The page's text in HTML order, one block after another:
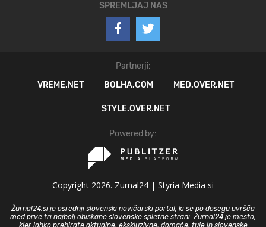
SPREMLJAJ NAS
Partnerji:
VREME.NET
BOLHA.COM MED.OVER.NET
STYLE.OVER.NET
Powered by:
Copyright 2026. Zurnal24 | Styria Media si
Žurnal24.si je osrednji slovenski novičarski portal, ki se po dosegu uvršča
med prve tri najbolj obiskane slovenske spletne strani. Žurnal24 je mesto,
kjer lahko prebirate aktualne, ekskluzivne, domače, tuje in slovenske